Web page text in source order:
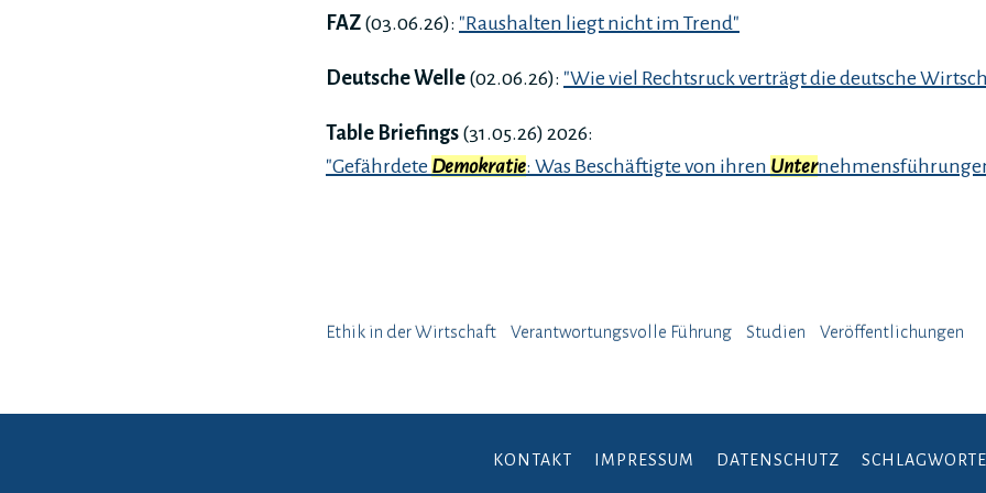
FAZ (03.06.26): "Raushalten liegt nicht im Trend"
Deutsche Welle (02.06.26): "Wie viel Rechtsruck verträgt die deutsche
Table Briefings (31.05.26) 2026:
"Gefährdete Demokratie: Was Beschäftigte von ihren Unter
Ethik in der Wirtschaft Verantwortungsvolle Führung Studien Veröffentlichungen
KONTAKT IMPRESSUM DATENSCHUTZ SCHLAGWORTE